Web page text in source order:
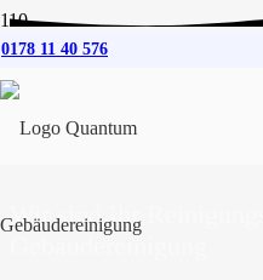
0178 11 40 576
Breitenfelde
Wir sind Ihr
Gebäudereinigung